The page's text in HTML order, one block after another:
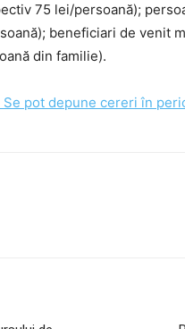
75 lei/persoană);
beneficiari de venit
din familie).
Se pot depune cereri în